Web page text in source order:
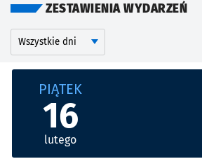
ZESTAWIENIA WYDARZEŃ
Kalendarium
Wyszukaj wydarzenia po dniu
Znalezione wydarzenia
PIĄTEK
16
lutego